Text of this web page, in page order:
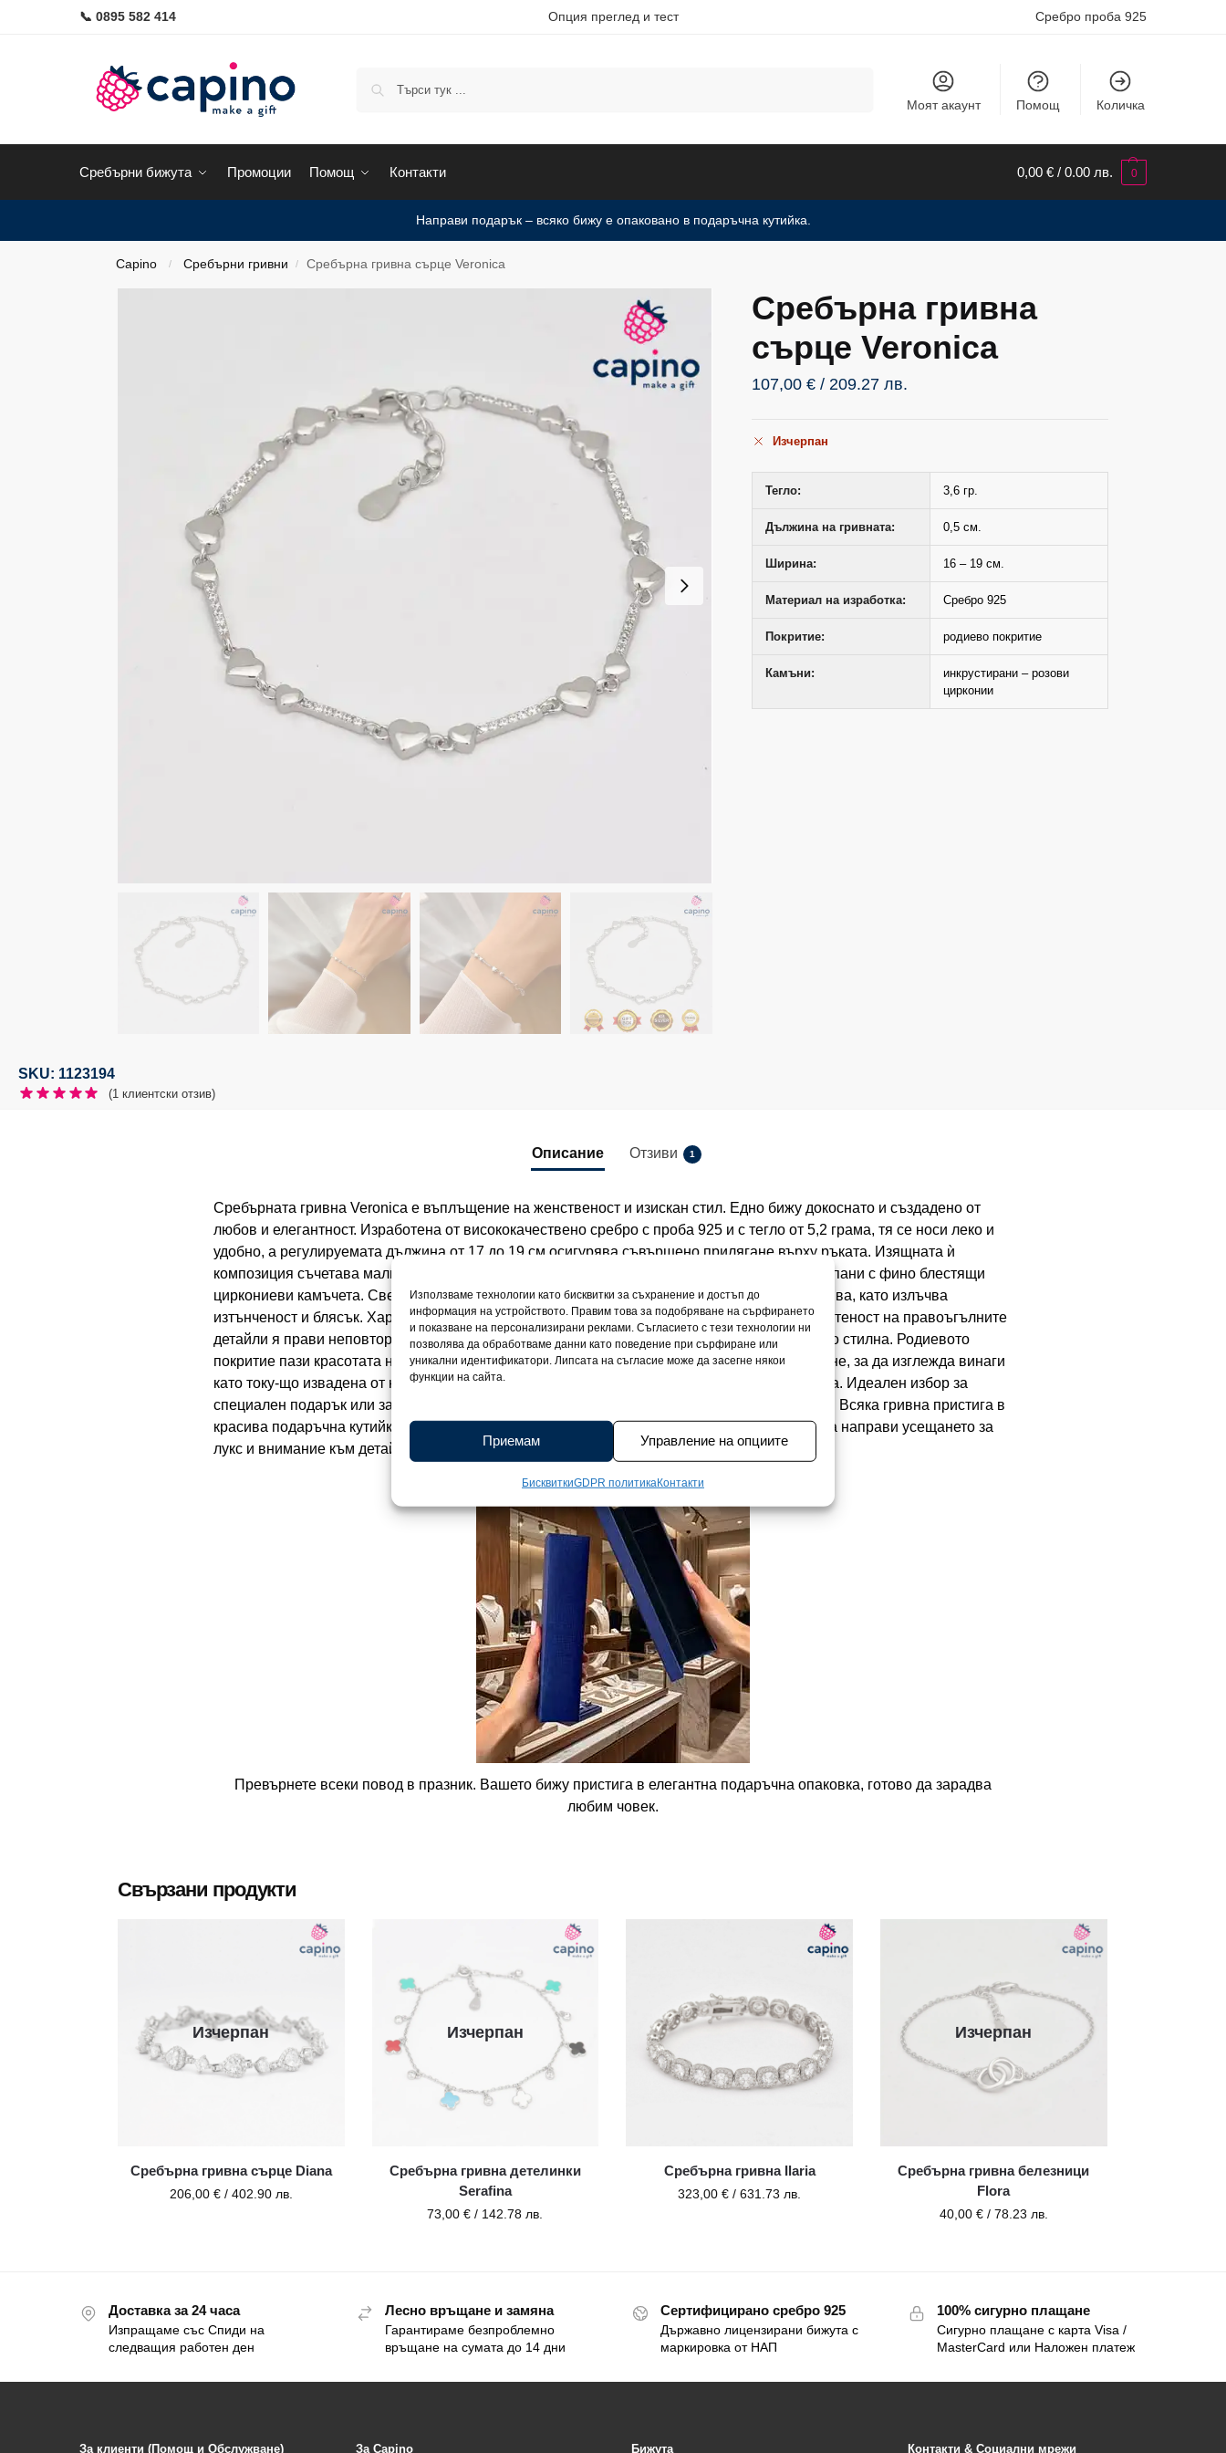
Използваме технологии като бисквитки за съхранение и достъп до
информация на устройството. Правим това за подобряване на сърфирането
и показване на персонализирани реклами. Съгласието с тези технологии ни
позволява да обработваме данни като поведение при сърфиране или
уникални идентификатори. Липсата на съгласие може да засегне някои
функции на сайта.
Приемам Управление на опциите
БисквиткиGDPR политикаКонтакти
📞 0895 582 414 Опция преглед и тест Сребро проба 925
Моят акаунт Помощ Количка
Сребърни бижута Промоции Помощ Контакти 0,00 € / 0.00 лв. 0
Направи подарък – всяко бижу е опаковано в подаръчна кутийка.
Capino / Сребърни гривни / Сребърна гривна сърце Veronica
Сребърна гривна
сърце Veronica
107,00€ / 209.27 лв.
Изчерпан
Тегло: 3,6 гр.
Дължина на гривната: 0,5 см.
Ширина: 16 – 19 см.
Материал на изработка: Сребро 925
Покритие: родиево покритие
Камъни:
инкрустирани – розови
цирконии
SKU: 1123194
(1 клиентски отзив)
Описание Отзиви 1
Сребърната гривна Veronica е въплъщение на женственост и изискан стил. Едно бижу докоснато и създадено от
любов и елегантност. Изработена от висококачествено сребро с проба 925 и с тегло от 5,2 грама, тя се носи леко и
удобно, а регулируемата дължина от 17 до 19 см осигурява съвършено прилягане върху ръката. Изящната ѝ
композиция съчетава малки и големи сърчица, преплетени с продълговати елементи, обсипани с фино блестящи
циркониеви камъчета. Светлината се пречупва в тях и при всяко движение гривната оживява, като излъчва
изтънченост и блясък. Хармонията между деликатността на сърцата и геометричната изчистеност на правоъгълните
детайли я прави неповторима. Едновременно романтична, модерна, нежна и изключително стилна. Родиевото
покритие пази красотата на среброто и защитава гривната от потъмняване или надраскване, за да изглежда винаги
като току-що извадена от кутията. Гривната Veronica е израз на нежност и безупречна класа. Идеален избор за
специален подарък или за онзи момент, когато искате да засияете с изтънчена елегантност. Всяка гривна пристига в
красива подаръчна кутийка и е придружена от сертификат за качеството на среброто, за да направи усещането за
лукс и внимание към детайла напълно завършено.
Превърнете всеки повод в празник. Вашето бижу пристига в елегантна подаръчна опаковка, готово да зарадва
любим човек.
Свързани продукти
Изчерпан
Сребърна гривна сърце Diana
206,00 € / 402.90 лв.
Изчерпан
Сребърна гривна детелинки
Serafina
73,00€ / 142.78 лв.
Сребърна гривна Ilaria
323,00€ / 631.73 лв.
Изчерпан
Сребърна гривна белезници
Flora
40,00 € / 78.23 лв.
Доставка за 24 часа
Изпращаме със Спиди на
следващия работен ден
Лесно връщане и замяна
Гарантираме безпроблемно
връщане на сумата до 14 дни
Сертифицирано сребро 925
Държавно лицензирани бижута с
маркировка от НАП
100% сигурно плащане
Сигурно плащане с карта Visa /
MasterCard или Наложен платеж
За клиенти (Помощ и Обслужване) За Capino Бижута Контакти & Социални мрежи